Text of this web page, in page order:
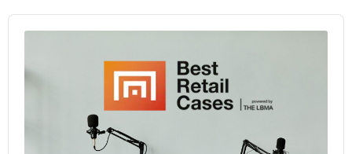
Audio
Player